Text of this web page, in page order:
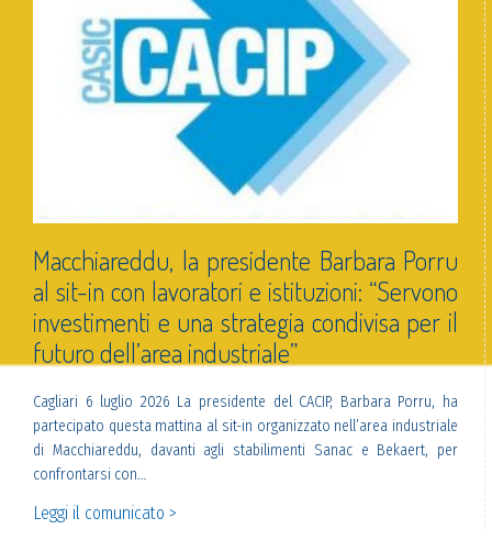
Macchiareddu, la presidente Barbara Porru
al sit-in con lavoratori e istituzioni: “Servono
investimenti e una strategia condivisa per il
futuro dell’area industriale”
Cagliari 6 luglio 2026 La presidente del CACIP, Barbara Porru, ha
partecipato questa mattina al sit-in organizzato nell’area industriale
di Macchiareddu, davanti agli stabilimenti Sanac e Bekaert, per
confrontarsi con…
Leggi il comunicato >
Si
ha